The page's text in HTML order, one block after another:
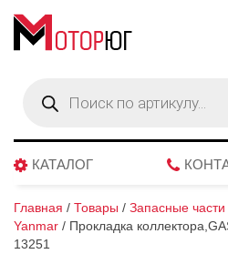
товаров
КАТАЛОГ
Главная / Товары / Запасные
Yanmar / Прокладка
13251